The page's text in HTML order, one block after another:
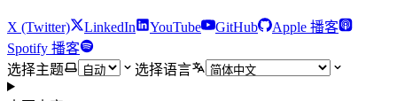
X (Twitter) LinkedIn YouTube GitHub
Apple 播客
Spotify 播客
选择主题
选择语言